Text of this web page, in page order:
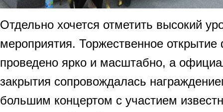
Отдельно хочется отметить высокий
мероприятия. Торжественное
проведено ярко и масштабно, а
закрытия сопровождалась
большим концертом с участием